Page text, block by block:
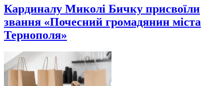
Кардиналу Миколі Бичку присвоїли
звання «Почесний громадянин міста
Тернополя»